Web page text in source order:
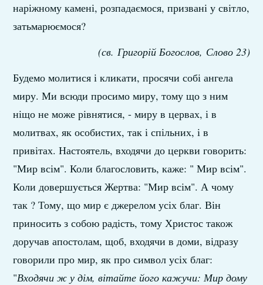
наріжному камені, розпадаємося, призвані у світло,
затьмарюємося?
(св. Григорій Богослов, Слово 23)
Будемо молитися і кликати, просячи собі ангела
миру. Ми всюди просимо миру, тому що з ним
ніщо не може рівнятися, - миру в цервах, і в
молитвах, як особистих, так і спільних, і в
привітах. Настоятель, входячи до церкви говорить:
"Мир всім". Коли благословить, каже: " Мир всім".
Коли довершується Жертва: "Мир всім". А чому
так ? Тому, що мир є джерелом усіх благ. Він
приносить з собою радість, тому Христос також
доручав апостолам, щоб, входячи в доми, відразу
говорили про мир, як про символ усіх благ:
"Входячи ж у дім, вітайте його кажучи: Мир дому